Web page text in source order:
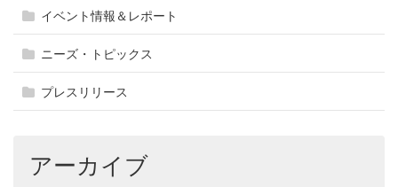
イベント情報＆レポート
ニーズ・トピックス
プレスリリース
アーカイブ